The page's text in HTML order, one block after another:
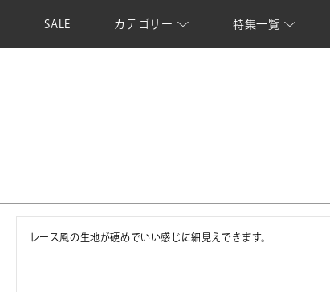
SALE カテゴリー 特集一覧
レース風の生地が硬めでいい感じに細見えできます。